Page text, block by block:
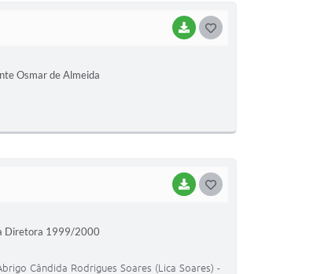
BAIXAR
Osmar de Almeida
BAIXAR
Diretora 1999/2000
Cândida Rodrigues Soares (Lica Soares) -